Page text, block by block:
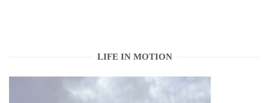
LIFE IN MOTION